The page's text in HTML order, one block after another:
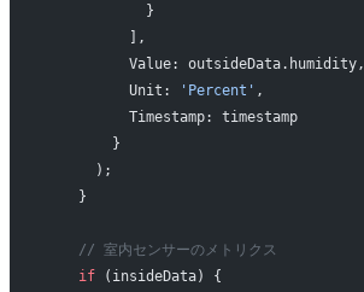
            }
          ],
          Value: outsideData.humidity,
          Unit:
'Percent' ,
          Timestamp: timestamp
        }
      );
    }
    // 室内センサーのメトリクス
    if
(insideData) {